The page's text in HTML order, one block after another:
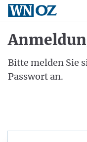
Bitte melden Sie
Passwort an.